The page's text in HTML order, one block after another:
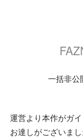
一括非公
運営より本作がガ
お達しがございまし